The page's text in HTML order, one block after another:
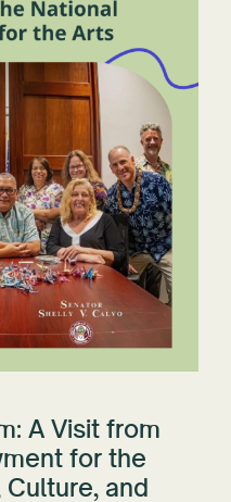
A Visit from
for the
and